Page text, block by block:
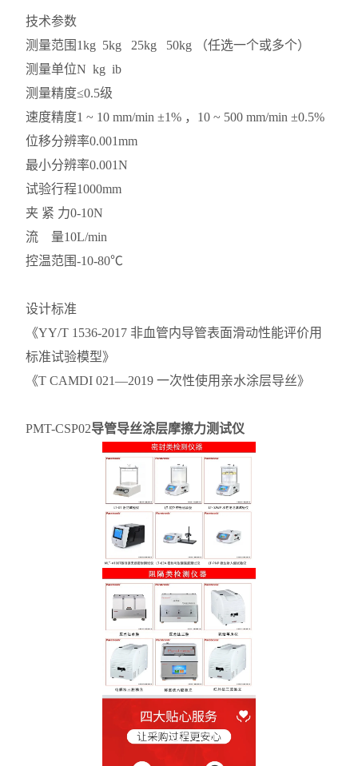
技术参数
测量范围 1kg 5kg 25kg 50kg （任选一个或多个）
测量单位N kg ib
测量精度≤0.5级
速度精度1 ~ 10 mm/min ±1% ，10 ~ 500 mm/min ±0.5%
位移分辨率0.001mm
最小分辨率0.001N
试验行程1000mm
夹 紧 力0-10N
流 量10L/min
控温范围-10-80℃
设计标准
《YY/T 1536-2017 非血管内导管表面滑动性能评价用
标准试验模型》
《T CAMDI 021—2019 一次性使用亲水涂层导丝》
PMT-CSP02导管导丝涂层摩擦力测试仪